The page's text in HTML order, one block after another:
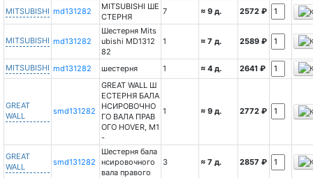
MITSUBISHI md131282
MITSUBISHI ШЕ
СТЕРНЯ
7 ≈ 9 д. 2572 ₽
MITSUBISHI md131282
Шестерня Mits
ubishi MD1312
82
1 ≈ 7 д. 2589 ₽
MITSUBISHI md131282 шестерня 1 ≈ 4 д. 2641 ₽
GREAT
WALL
smd131282
GREAT WALL Ш
ЕСТЕРНЯ БАЛА
НСИРОВОЧНО
ГО ВАЛА ПРАВ
ОГО HOVER, М1
-
1 ≈ 9 д. 2772 ₽
GREAT
WALL
smd131282
Шестерня бала
нсировочного
вала правого
3 ≈ 7 д. 2857 ₽